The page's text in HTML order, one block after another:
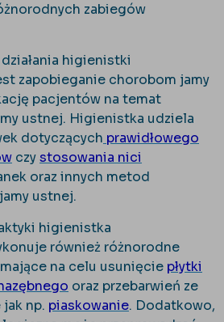
zabiegów
higienistki
zapobieganie chorobom jamy
pacjentów na temat
ustnej. Higienistka udziela
dotyczących prawidłowego
czystosowania nici
oraz innych metod
ustnej.
higienistka
również różnorodne
na celu usunięcie płytki
oraz przebarwień ze
np. piaskowanie. Dodatkowo,